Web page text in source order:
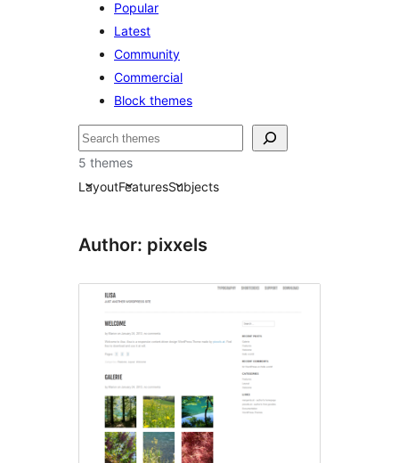
Popular
Latest
Community
Commercial
Block themes
Hľadať
5 themes
LayoutFeaturesSubjects
Author: pixxels